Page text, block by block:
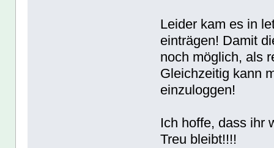
Leider kam es in
einträgen! Damit
noch möglich, als
Gleichzeitig kann
einzuloggen!
Ich hoffe, dass ihr
Treu bleibt!!!!